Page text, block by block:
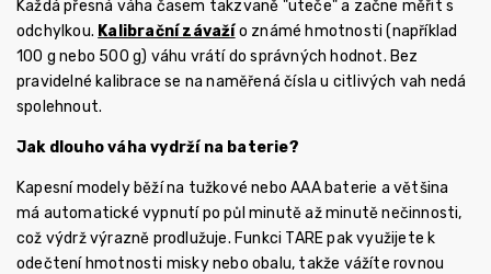
Každá přesná váha časem takzvaně "uteče" a začne měřit s
odchylkou. Kalibrační závažío známé hmotnosti (například
100 g nebo 500 g) váhu vrátí do správných hodnot. Bez
pravidelné kalibrace se na naměřená čísla u citlivých vah nedá
spolehnout.
Jak dlouho váha vydrží na baterie?
Kapesní modely běží na tužkové nebo AAA baterie a většina
má automatické vypnutí po půl minutě až minutě nečinnosti,
což výdrž výrazně prodlužuje. Funkci TARE pak využijete k
odečtení hmotnosti misky nebo obalu, takže vážíte rovnou